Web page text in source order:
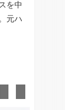
を中
元ハ